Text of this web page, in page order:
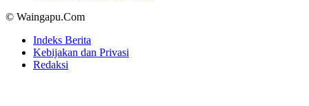
© Waingapu.Com
Indeks Berita
Kebijakan dan Privasi
Redaksi